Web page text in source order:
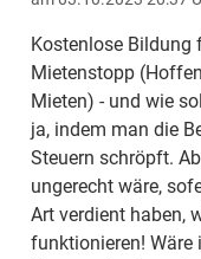
Kostenlose Bildung
Mietenstopp
Mieten) - und wie
ja, indem man die
Steuern schröpft.
ungerecht wäre,
Art verdient haben,
funktionieren! Wäre